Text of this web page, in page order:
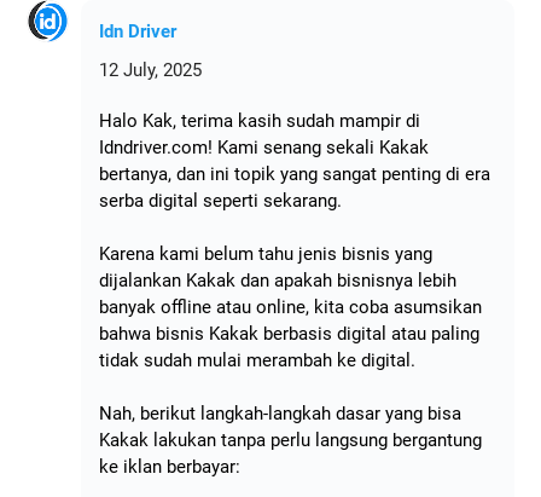
Idn Driver
12 July, 2025
Halo Kak, terima kasih sudah mampir di
Idndriver.com! Kami senang sekali Kakak
bertanya, dan ini topik yang sangat penting di era
serba digital seperti sekarang.
Karena kami belum tahu jenis bisnis yang
dijalankan Kakak dan apakah bisnisnya lebih
banyak offline atau online, kita coba asumsikan
bahwa bisnis Kakak berbasis digital atau paling
tidak sudah mulai merambah ke digital.
Nah, berikut langkah-langkah dasar yang bisa
Kakak lakukan tanpa perlu langsung bergantung
ke iklan berbayar: